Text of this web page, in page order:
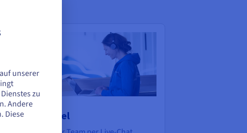
Support-Level
unserer
zu
Andere
Diese